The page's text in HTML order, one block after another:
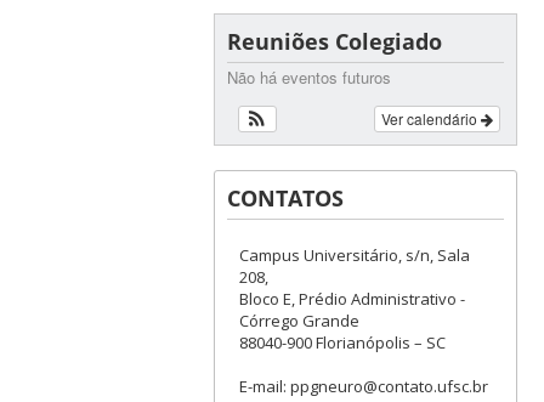
Reuniões Colegiado
Não há eventos futuros
Ver calendário
CONTATOS
Campus Universitário, s/n, Sala
208,
Bloco E, Prédio Administrativo -
Córrego Grande
88040-900 Florianópolis – SC
E-mail: ppgneuro@contato.ufsc.br